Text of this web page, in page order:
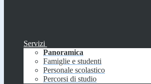
Servizi
Panoramica
Famiglie e studenti
Personale scolastico
Percorsi di studio